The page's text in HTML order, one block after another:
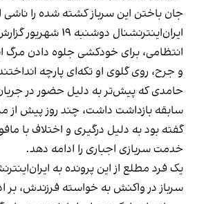
جان باختن این سرباز کشته ‌شده را
ایران‌اینترنشنال دوشنبه ۱۹ شهریور گزارش داد
انتظامی، برای خودکشی جلوه دادن مرگ
و جرح، روی گلوی او تکه‌ای پارچه
حامدی که پیش‌تر به دلیل حضور در
سابقه بازداشت داشت، چند روز پیش از
گفته بود به دلیل درگیری و اختلاف با
خدمت سربازی اجباری را ادامه دهد.
یک فرد مطلع از این پرونده به
سرباز در واکنش به خواسته فرزندش، بر